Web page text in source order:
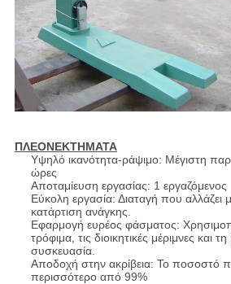
ΠΛΕΟΝΕΚΤΗΜΑΤΑ
Υψηλό ικανότητα-ράψιμο: Μέγιστη
ώρες
Αποταμίευση εργασίας: 1 εργαζόμενος
Εύκολη εργασία: Διαταγή που αλλάζει
κατάρτιση ανάγκης.
Εφαρμογή ευρέος φάσματος:
τρόφιμα, τις διοικητικές μέριμνες και
συσκευασία.
Αποδοχή στην ακρίβεια: Το ποσοστό
περισσότερο από 99%